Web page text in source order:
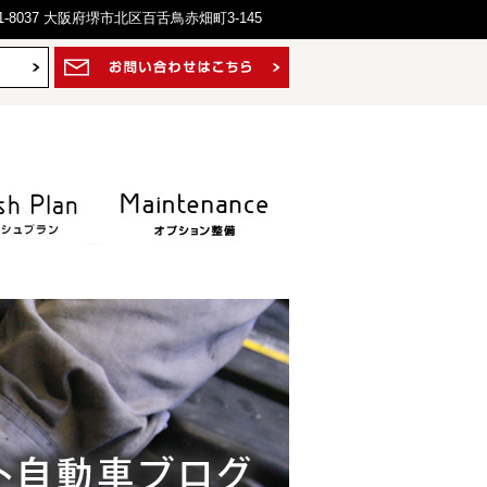
8037 大阪府堺市北区百舌鳥赤畑町3-145